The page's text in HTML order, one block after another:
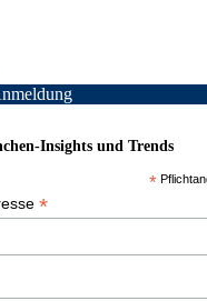
Insights und Trends
*
*